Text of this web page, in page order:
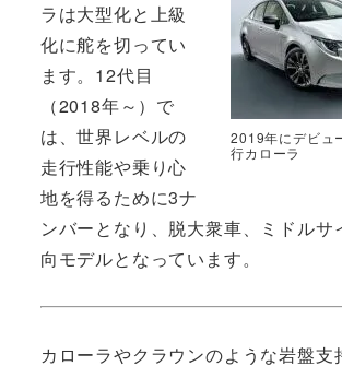
2019年にデビュ
行カローラ
ラは大型化と上級
化に舵を切ってい
ます。12代目
（2018年～）で
は、世界レベルの
走行性能や乗り心
地を得るために3ナ
ンバーとなり、脱大衆車、ミドルサ
向モデルとなっています。
カローラやクラウンのような岩盤支